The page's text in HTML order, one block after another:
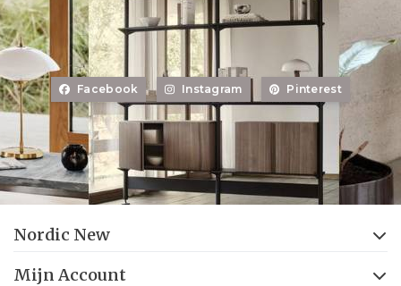
Facebook Instagram Pinterest
Nordic New
Mijn Account